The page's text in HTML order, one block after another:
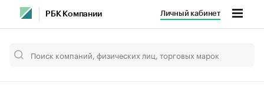
РБК Компании Личный кабинет